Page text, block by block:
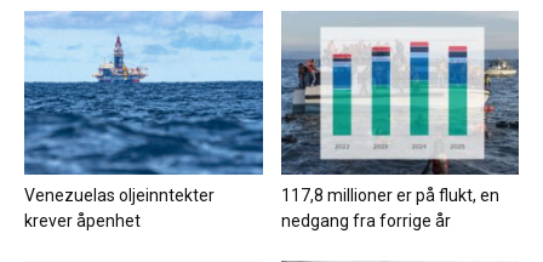
Venezuelas oljeinntekter
krever åpenhet
117,8 millioner er på flukt, en
nedgang fra forrige år